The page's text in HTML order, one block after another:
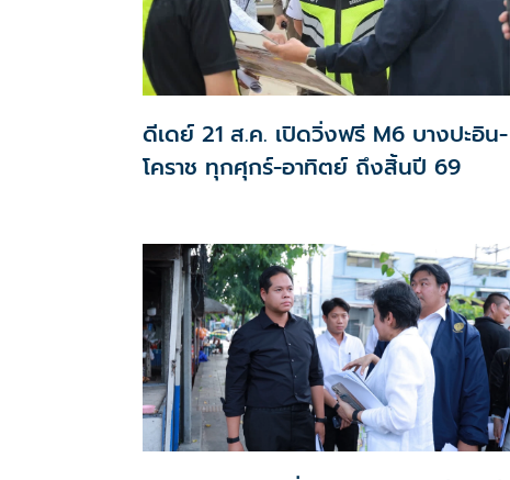
ดีเดย์ 21 ส.ค. เปิดวิ่งฟรี M6 บางปะอิน-
โคราช ทุกศุกร์-อาทิตย์ ถึงสิ้นปี 69